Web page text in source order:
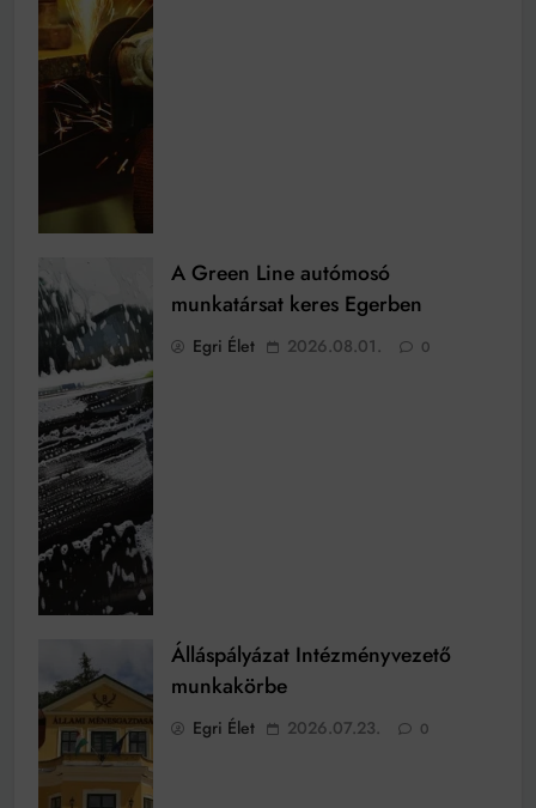
A Green Line autómosó
munkatársat keres Egerben
Egri Élet 2026.08.01. 0
Álláspályázat Intézményvezető
munkakörbe
Egri Élet 2026.07.23. 0